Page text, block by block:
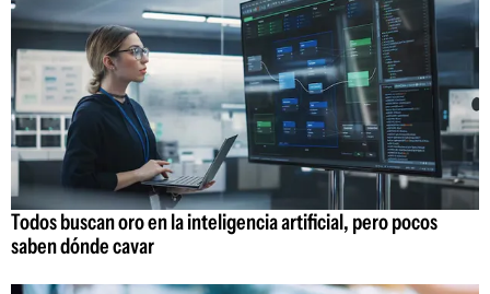
Todos buscan oro en la inteligencia artificial, pero pocos
saben dónde cavar